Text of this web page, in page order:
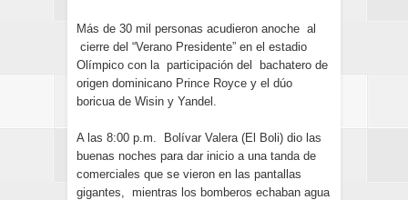
Más de 30 mil personas acudieron anoche al
cierre del “Verano Presidente” en el estadio
Olímpico con la participación del bachatero de
origen dominicano Prince Royce y el dúo
boricua de Wisin y Yandel.
A las 8:00 p.m. Bolívar Valera (El Boli) dio las
buenas noches para dar inicio a una tanda de
comerciales que se vieron en las pantallas
gigantes, mientras los bomberos echaban agua